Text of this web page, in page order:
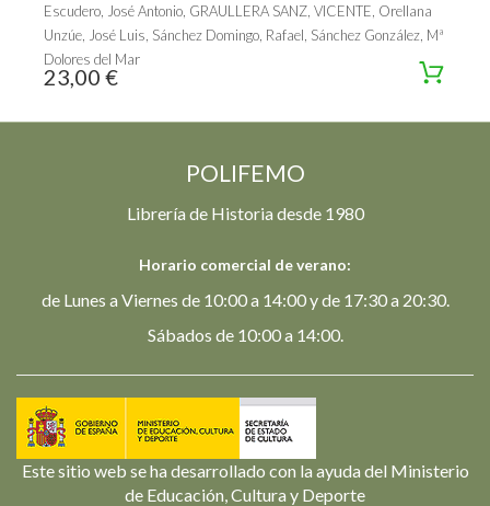
Escudero, José Antonio, GRAULLERA SANZ, VICENTE, Orellana
Unzúe, José Luis, Sánchez Domingo, Rafael, Sánchez González, Mª
Dolores del Mar
23,00 €
POLIFEMO
Librería de Historia desde 1980
Horario comercial de verano:
de Lunes a Viernes de 10:00 a 14:00 y de 17:30 a 20:30.
Sábados de 10:00 a 14:00.
Este sitio web se ha desarrollado con la ayuda del Ministerio
de Educación, Cultura y Deporte